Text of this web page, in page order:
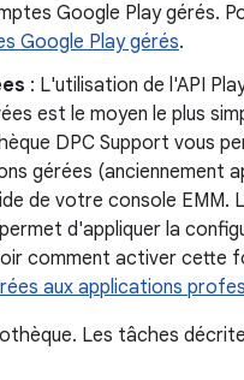
Google Play gérés.
Google Play gérés.
: L'utilisation de l'API
est le moyen le plus
DPC Support vous
gérées (anciennement
de votre console EMM.
d'appliquer la
comment activer cette
aux applications
Les tâches